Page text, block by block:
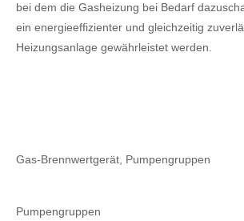
bei dem die Gasheizung bei Bedarf
ein energieeffizienter und gleichzeitig
Heizungsanlage gewährleistet werden.
Gas-Brennwertgerät, Pumpengruppen
Pumpengruppen